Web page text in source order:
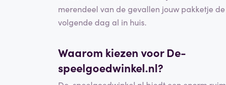
merendeel van de gevallen jouw pakketje de
volgende dag al in huis.
Waarom kiezen voor De-
speelgoedwinkel.nl?